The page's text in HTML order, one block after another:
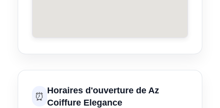
⏰ Horaires d'ouverture de Az
Coiffure Elegance